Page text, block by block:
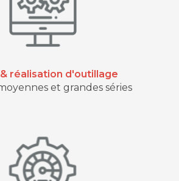
réalisation d'outillage
et grandes séries